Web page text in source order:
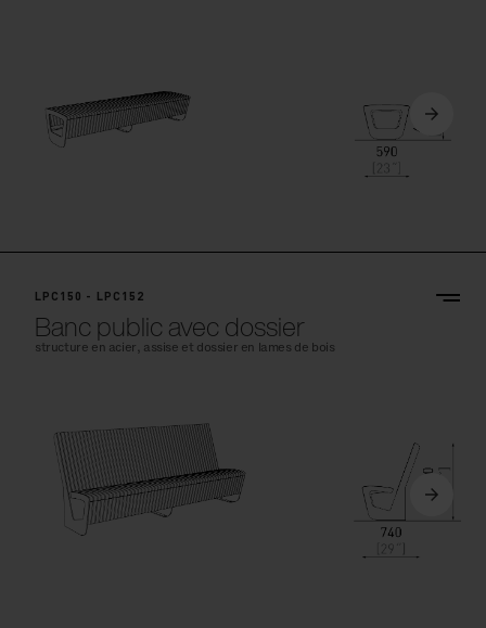
LPC150 - LPC152
Banc public avec dossier
structure en acier, assise et dossier en lames de bois